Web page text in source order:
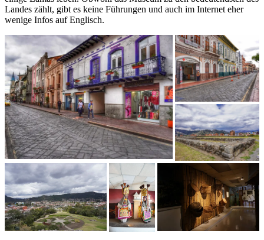
Landes zählt, gibt es keine Führungen und auch im Internet eher
wenige Infos auf Englisch.